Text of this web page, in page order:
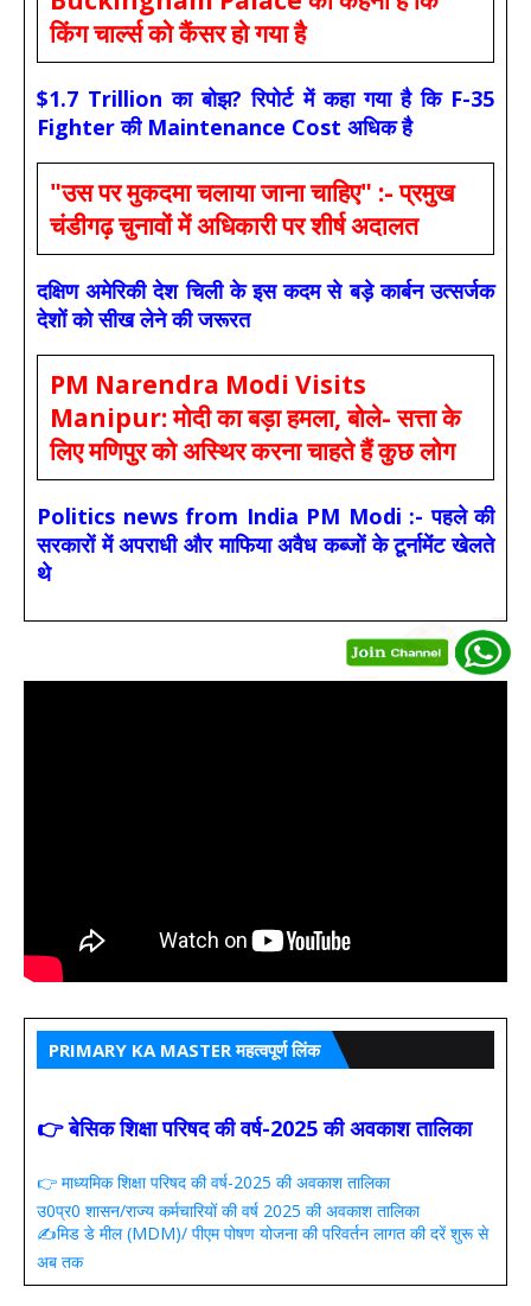
किंग चार्ल्स को कैंसर हो गया है
$1.7 Trillion का बोझ? रिपोर्ट में कहा गया है कि F-35
Fighter की Maintenance Cost अधिक है
"उस पर मुकदमा चलाया जाना चाहिए" :- प्रमुख
चंडीगढ़ चुनावों में अधिकारी पर शीर्ष अदालत
दक्षिण अमेरिकी देश चिली के इस कदम से बड़े कार्बन उत्सर्जक
देशों को सीख लेने की जरूरत
PM Narendra Modi Visits
Manipur: मोदी का बड़ा हमला, बोले- सत्ता के
लिए मणिपुर को अस्थिर करना चाहते हैं कुछ लोग
Politics news from India PM Modi :- पहले की
सरकारों में अपराधी और माफिया अवैध कब्जों के टूर्नामेंट खेलते
थे
PRIMARY KA MASTER महत्वपूर्ण लिंक
👉 बेसिक शिक्षा परिषद की वर्ष-2025 की अवकाश तालिका
👉 माध्यमिक शिक्षा परिषद की वर्ष-2025 की अवकाश तालिका
उ0प्र0 शासन/राज्य कर्मचारियों की वर्ष 2025 की अवकाश तालिका
✍️मिड डे मील (MDM)/ पीएम पोषण योजना की परिवर्तन लागत की दरें शुरू से
अब तक